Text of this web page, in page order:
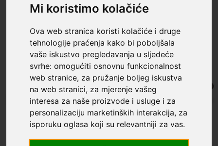
Mi koristimo kolačiće
Ova web stranica koristi kolačiće i druge
tehnologije praćenja kako bi poboljšala
vaše iskustvo pregledavanja u sljedeće
svrhe:omogućiti osnovnu funkcionalnost
web stranice, za pružanje boljeg iskustva
na web stranici, za mjerenje vašeg
interesa za naše proizvode i usluge i za
personalizaciju marketinških interakcija, za
isporuku oglasa koji su relevantniji za vas.